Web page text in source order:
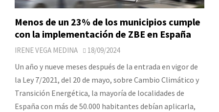
Menos de un 23% de los municipios cumple
con la implementación de ZBE en España
IRENE VEGA MEDINA 18/09/2024
Un año y nueve meses después de la entrada en vigor de
la Ley 7/2021, del 20 de mayo, sobre Cambio Climático y
Transición Energética, la mayoría de localidades de
España con más de 50.000 habitantes debían aplicarla,